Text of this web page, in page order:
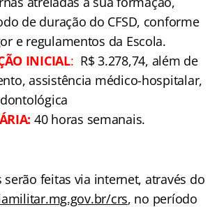
MG
EXIGÊNCIA:nível superior
ATRIBUIÇÕES:exercer
em regime de dedicação
atividades internas e externas
formação, durante o período de
conforme normas em vigor e
Escola.
REMUNERAÇÃOINICIAL